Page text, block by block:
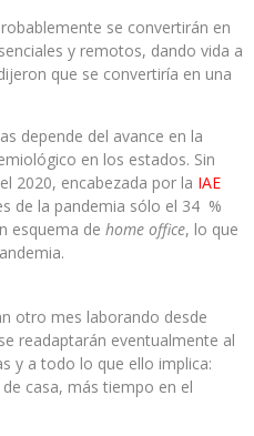
se convertirán en
y remotos, dando vida a
que se convertiría en una
depende del avance en la
en los estados. Sin
2020, encabezada por la IAE
de la pandemia sólo el 34 %
esquema de home office, lo que
otro mes laborando desde
readaptarán eventualmente al
y a todo lo que ello implica:
casa, más tiempo en el